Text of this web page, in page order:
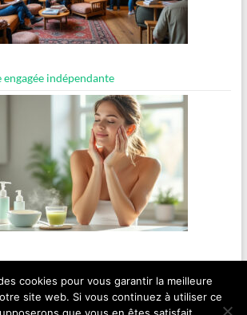
indépendante
pour les matins pressés
cookies pour vous garantir la meilleure
site web. Si vous continuez à utiliser ce